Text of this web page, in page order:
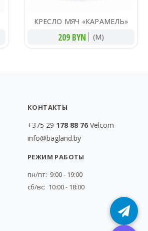
КРЕСЛО МЯЧ «КАРАМЕЛЬ»
209 BYN (M)
КОНТАКТЫ
+375 29 178 88 76 Velcom
info@bagland.by
РЕЖИМ РАБОТЫ
пн/пт: 9:00 - 19:00
сб/вс: 10:00 - 18:00